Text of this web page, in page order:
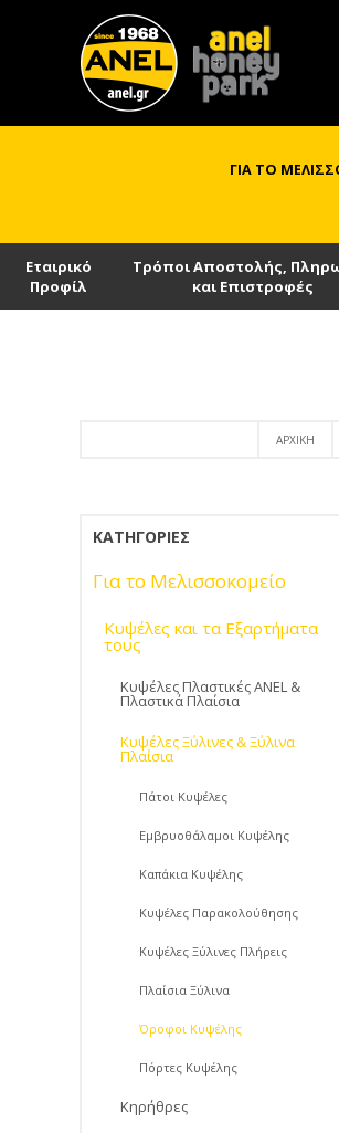
ΓΙΑ ΤΟ
Εταιρικό
Προφίλ
Τρόποι Αποστολής,
και Επιστροφές
ΑΡΧΙΚΉ
ΚΑΤΗΓΟΡΊΕΣ
Για το Μελισσοκομείο
Κυψέλες και τα Εξαρτήματα
τους
Κυψέλες Πλαστικές ANEL &
Πλαστικά Πλαίσια
Κυψέλες Ξύλινες & Ξύλινα
Πλαίσια
Πάτοι Κυψέλες
Εμβρυοθάλαμοι Κυψέλης
Καπάκια Κυψέλης
Κυψέλες Παρακολούθησης
Κυψέλες Ξύλινες Πλήρεις
Πλαίσια Ξύλινα
Όροφοι Κυψέλης
Πόρτες Kυψέλης
Κηρήθρες